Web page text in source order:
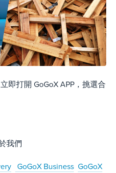
即打開 GoGoX APP，挑選合
我們
GoGoX Business GoGoX